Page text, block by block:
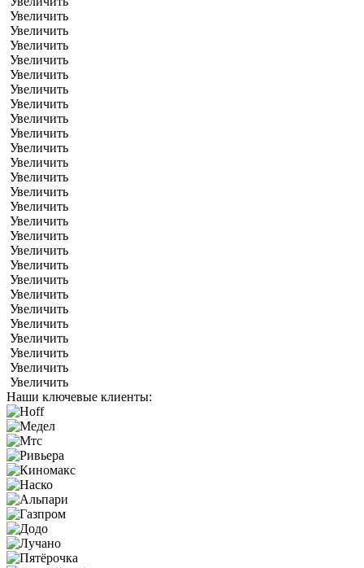
Увеличить
Увеличить
Увеличить
Увеличить
Увеличить
Увеличить
Увеличить
Увеличить
Увеличить
Увеличить
Увеличить
Увеличить
Увеличить
Увеличить
Увеличить
Увеличить
Увеличить
Увеличить
Увеличить
Увеличить
Увеличить
Увеличить
Увеличить
Увеличить
Увеличить
Увеличить
Наши ключевые клиенты: